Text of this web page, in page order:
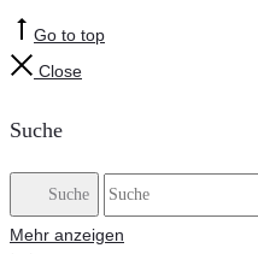
Go to top
Close
Suche
Suche
Mehr anzeigen